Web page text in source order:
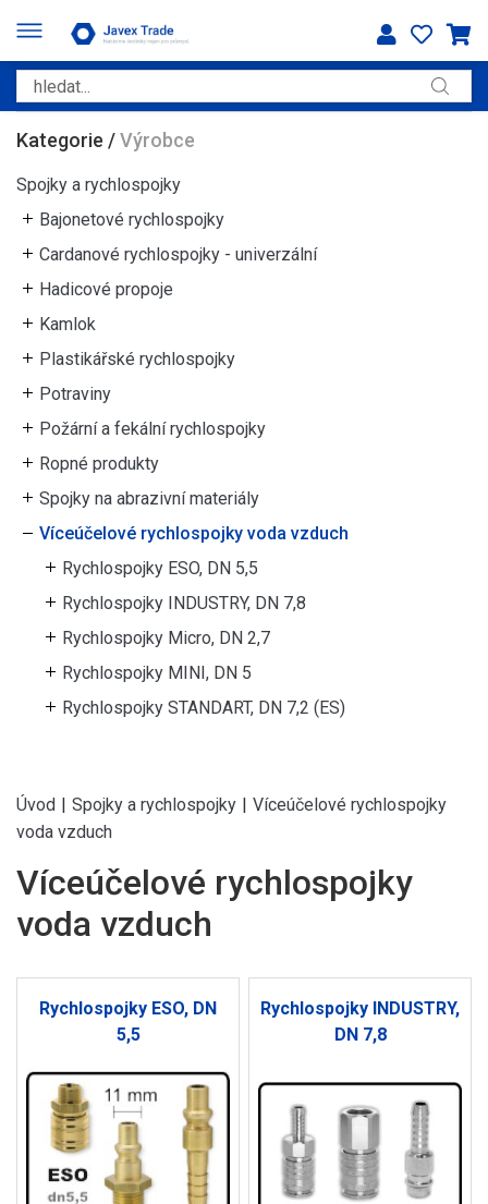
Kategorie /Výrobce
Spojky a rychlospojky
Bajonetové rychlospojky
Cardanové rychlospojky - univerzální
Hadicové propoje
Kamlok
Plastikářské rychlospojky
Potraviny
Požární a fekální rychlospojky
Ropné produkty
Spojky na abrazivní materiály
Víceúčelové rychlospojky voda vzduch
Rychlospojky ESO, DN 5,5
Rychlospojky INDUSTRY, DN 7,8
Rychlospojky Micro, DN 2,7
Rychlospojky MINI, DN 5
Rychlospojky STANDART, DN 7,2 (ES)
Úvod | Spojky a rychlospojky | Víceúčelové rychlospojky
voda vzduch
Víceúčelové rychlospojky
voda vzduch
Rychlospojky ESO, DN
5,5
Rychlospojky INDUSTRY,
DN 7,8